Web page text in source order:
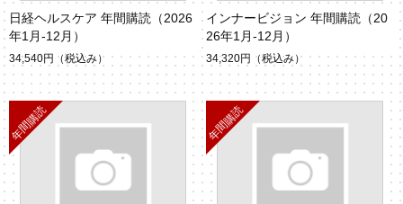
日経ヘルスケア 年間購読（2026
年1月-12月）
34,540円 （税込み）
インナービジョン 年間購読（20
26年1月-12月）
34,320円 （税込み）